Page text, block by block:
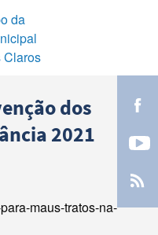
dos
2021